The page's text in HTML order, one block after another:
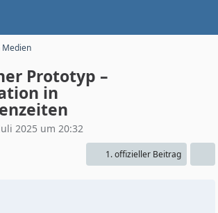
Medien
Prototyp –
in
2025 um 20:32
1. offizieller Beitrag